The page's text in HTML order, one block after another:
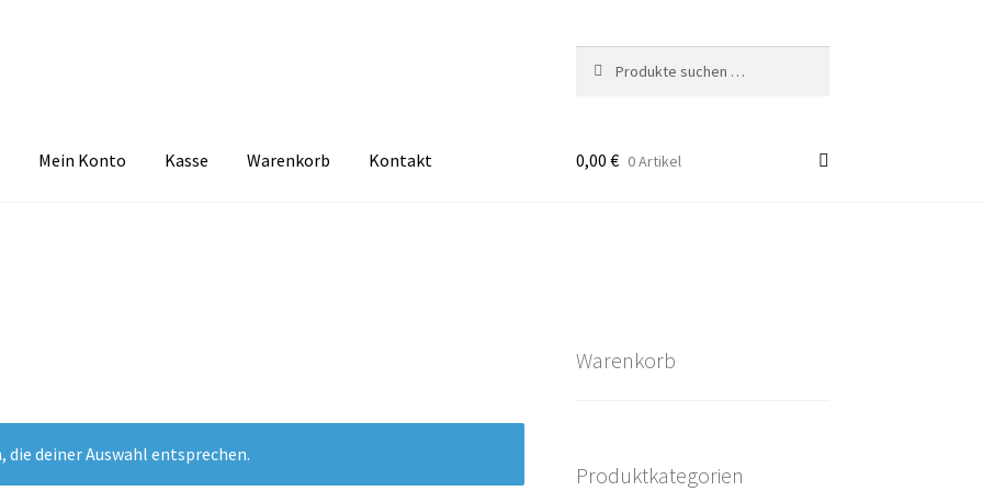
nach:
Mein Konto Kasse Warenkorb Kontakt 0,00 € 0 Artikel
die deiner Auswahl entsprechen.
Warenkorb
Produktkategorien